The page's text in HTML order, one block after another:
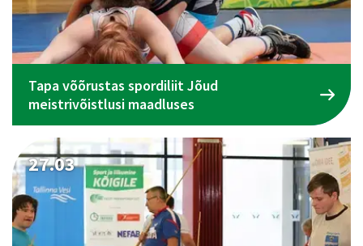
Tapa võõrustas spordiliit Jõud
meistrivõistlusi maadluses
27.03